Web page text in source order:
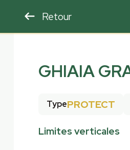
Retour
GHIAIA
TypePROTECT
Limites verticales